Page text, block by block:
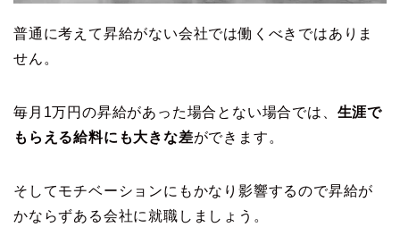
普通に考えて昇給がない会社では働くべきではありま
せん。
毎月1万円の昇給があった場合とない場合では、 生涯で
もらえる給料にも大きな差ができます。
そしてモチベーションにもかなり影響するので昇給が
かならずある会社に就職しましょう。